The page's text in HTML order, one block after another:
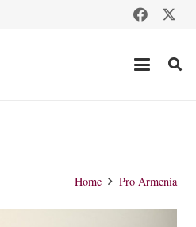
Home Pro Armenia